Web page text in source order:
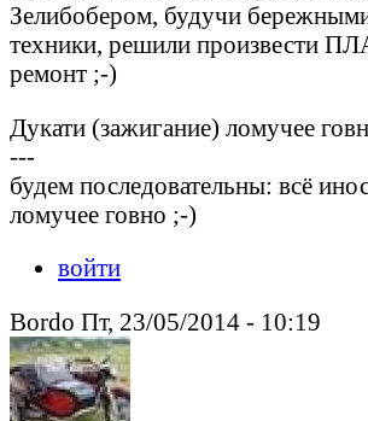
Зелибобером, будучи
техники, решили произвести
ремонт ;-)
Дукати (зажигание) ломучее
---
будем последовательны: всё
ломучее говно ;-)
войти
Bordo Пт, 23/05/2014 - 10:19